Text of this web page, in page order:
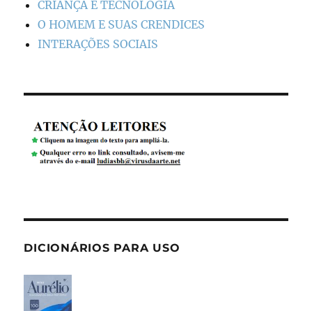
CRIANÇA E TECNOLOGIA
O HOMEM E SUAS CRENDICES
INTERAÇÕES SOCIAIS
DICIONÁRIOS PARA USO